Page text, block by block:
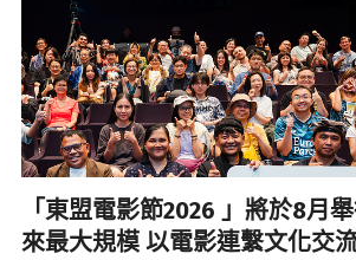
「東盟電影節2026 」將於8月
來最大規模 以電影連繫文化交